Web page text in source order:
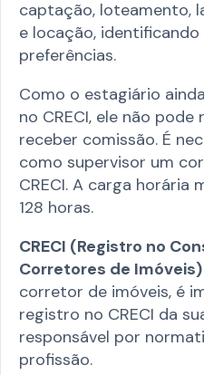
captação, loteamento,
e locação, identificando
preferências.
Como o estagiário
no CRECI, ele não pode
receber comissão. É
como supervisor um
CRECI. A carga horária
128 horas.
CRECI (Registro no
Corretores de Imóveis)
corretor de imóveis, é
registro no CRECI da
responsável por
profissão.